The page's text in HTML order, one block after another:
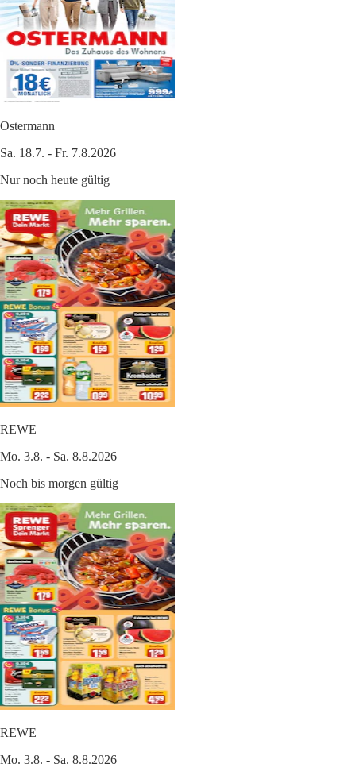
Ostermann
Sa. 18.7. - Fr. 7.8.2026
Nur noch heute gültig
REWE
Mo. 3.8. - Sa. 8.8.2026
Noch bis morgen gültig
REWE
Mo. 3.8. - Sa. 8.8.2026